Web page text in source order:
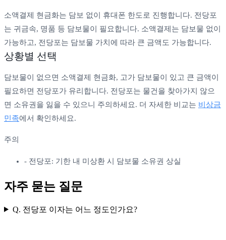
소액결제 현금화는 담보 없이 휴대폰 한도로 진행합니다. 전당포
는 귀금속, 명품 등 담보물이 필요합니다. 소액결제는 담보물 없이
가능하고, 전당포는 담보물 가치에 따라 큰 금액도 가능합니다.
상황별 선택
담보물이 없으면 소액결제 현금화, 고가 담보물이 있고 큰 금액이
필요하면 전당포가 유리합니다. 전당포는 물건을 찾아가지 않으
면 소유권을 잃을 수 있으니 주의하세요. 더 자세한 비교는 비상금
민족에서 확인하세요.
주의
- 전당포: 기한 내 미상환 시 담보물 소유권 상실
자주 묻는 질문
Q. 전당포 이자는 어느 정도인가요?